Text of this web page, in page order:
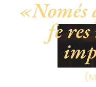
Santes a
Photo
View on Facebook Share
Només
fe